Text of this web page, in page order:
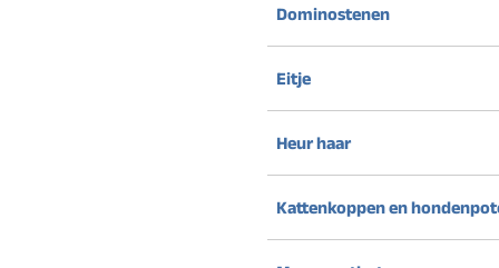
Dominostenen
Eitje
Heur haar
Kattenkoppen en